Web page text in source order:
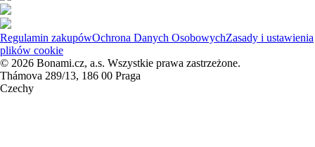
Regulamin zakupówOchrona Danych OsobowychZasady i ustawienia
plików cookie
© 2026 Bonami.cz, a.s. Wszystkie prawa zastrzeżone.
Thámova 289/13, 186 00 Praga
Czechy